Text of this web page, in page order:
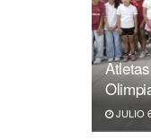
JULIO